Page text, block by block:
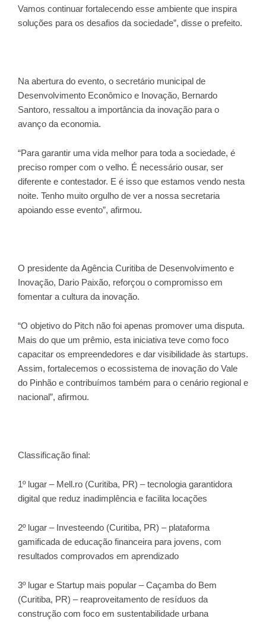
Vamos continuar fortalecendo esse ambiente que inspira
soluções para os desafios da sociedade”, disse o prefeito.
Na abertura do evento, o secretário municipal de
Desenvolvimento Econômico e Inovação, Bernardo
Santoro, ressaltou a importância da inovação para o
avanço da economia.
“Para garantir uma vida melhor para toda a sociedade, é
preciso romper com o velho. É necessário ousar, ser
diferente e contestador. E é isso que estamos vendo nesta
noite. Tenho muito orgulho de ver a nossa secretaria
apoiando esse evento”, afirmou.
O presidente da Agência Curitiba de Desenvolvimento e
Inovação, Dario Paixão, reforçou o compromisso em
fomentar a cultura da inovação.
“O objetivo do Pitch não foi apenas promover uma disputa.
Mais do que um prêmio, esta iniciativa teve como foco
capacitar os empreendedores e dar visibilidade às startups.
Assim, fortalecemos o ecossistema de inovação do Vale
do Pinhão e contribuímos também para o cenário regional e
nacional”, afirmou.
Classificação final:
1º lugar – Mell.ro (Curitiba, PR) – tecnologia garantidora
digital que reduz inadimplência e facilita locações
2º lugar – Investeendo (Curitiba, PR) – plataforma
gamificada de educação financeira para jovens, com
resultados comprovados em aprendizado
3º lugar e Startup mais popular – Caçamba do Bem
(Curitiba, PR) – reaproveitamento de resíduos da
construção com foco em sustentabilidade urbana